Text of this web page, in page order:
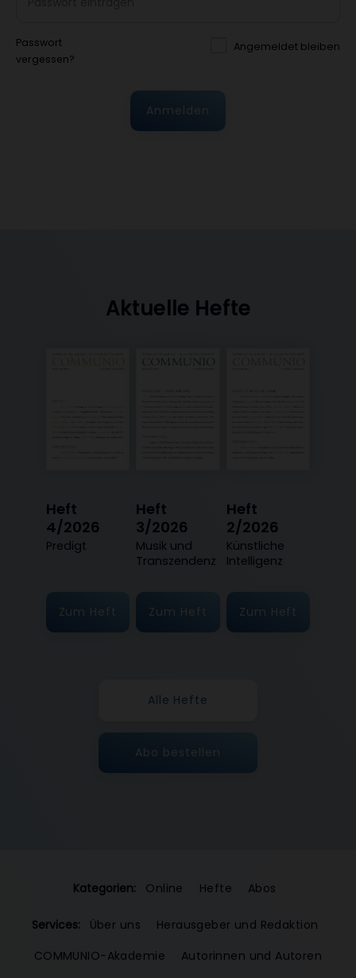
Passwort
vergessen?
Angemeldet bleiben
Anmelden
Aktuelle Hefte
Heft
4/2026
:
Predigt
Zum Heft
Heft
3/2026
:
Musik und
Transzendenz
Zum Heft
Heft
2/2026
:
Künstliche
Intelligenz
Zum Heft
Alle Hefte
Abo bestellen
Kategorien: Online Hefte Abos
Services: Über uns
Herausgeber und Redaktion
COMMUNIO-Akademie
Autorinnen und Autoren